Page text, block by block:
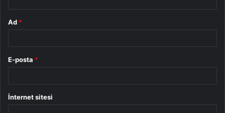
Ad *
E-posta *
İnternet sitesi